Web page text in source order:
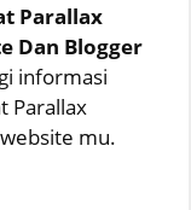
Parallax
Dan Blogger
informasi
Parallax
mu.